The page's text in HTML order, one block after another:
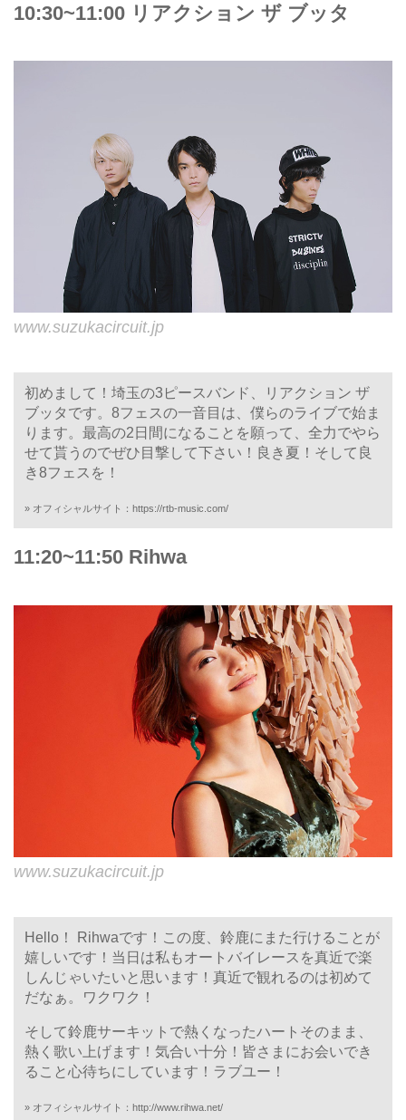
10:30~11:00 リアクション ザ ブッタ
www.suzukacircuit.jp
初めまして！埼玉の3ピースバンド、リアクション ザ
ブッタです。8フェスの一音目は、僕らのライブで始ま
ります。最高の2日間になることを願って、全力でやら
せて貰うのでぜひ目撃して下さい！良き夏！そして良
き8フェスを！
» オフィシャルサイト： https://rtb-music.com/
11:20~11:50 Rihwa
www.suzukacircuit.jp
Hello！ Rihwaです！この度、鈴鹿にまた行けることが
嬉しいです！当日は私もオートバイレースを真近で楽
しんじゃいたいと思います！真近で観れるのは初めて
だなぁ。ワクワク！
そして鈴鹿サーキットで熱くなったハートそのまま、
熱く歌い上げます！気合い十分！皆さまにお会いでき
ること心待ちにしています！ラブユー！
» オフィシャルサイト： http://www.rihwa.net/